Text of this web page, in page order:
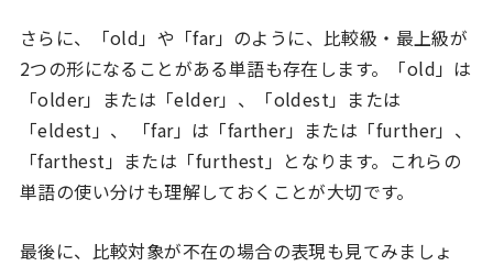
さらに、「old」や「far」のように、比較級・最上級が
2つの形になることがある単語も存在します。「old」は
「older」または「elder」、「oldest」または
「eldest」、 「far」は「farther」または「further」、
「farthest」または「furthest」となります。これらの
単語の使い分けも理解しておくことが大切です。
最後に、比較対象が不在の場合の表現も見てみましょ